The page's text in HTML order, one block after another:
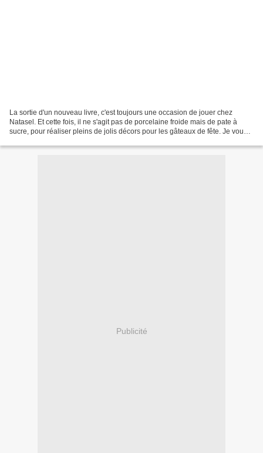
La sortie d'un nouveau livre, c'est toujours une occasion de jouer chez
Natasel. Et cette fois, il ne s'agit pas de porcelaine froide mais de pate à
sucre, pour réaliser pleins de jolis décors pour les gâteaux de fête. Je vous
Publicité